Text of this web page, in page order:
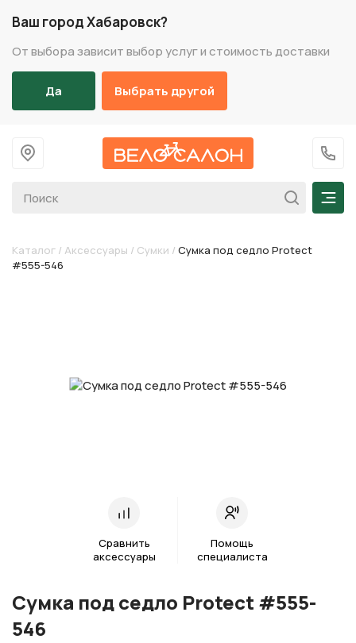
Ваш город Хабаровск?
От выбора зависит выбор услуг и стоимость доставки
Да Выбрать другой
На главную
+7
Каталог / Аксессуары / Сумки / Сумка под седло Protect
#555-546
Сравнить
аксессуары
Помощь
специалиста
Сумка под седло Protect #555-
546